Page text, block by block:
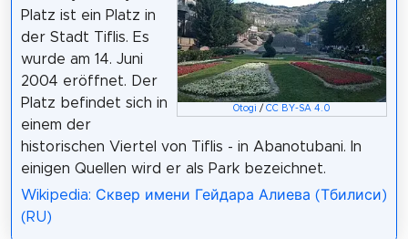
Otogi /CC BY-SA 4.0
Platz ist ein Platz in
der Stadt Tiflis. Es
wurde am 14. Juni
2004 eröffnet. Der
Platz befindet sich in
einem der
historischen Viertel von Tiflis - in Abanotubani. In
einigen Quellen wird er als Park bezeichnet.
Wikipedia: Сквер имени Гейдара Алиева (Тбилиси)
(RU)